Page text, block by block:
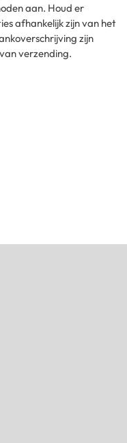
aan. Houd er
afhankelijk zijn van het
zijn
verzending.